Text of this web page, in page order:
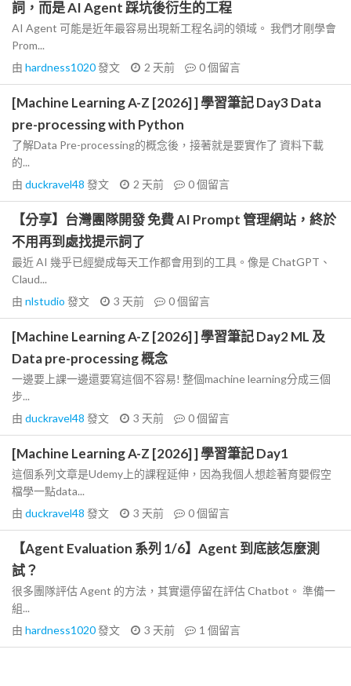
詞，而是 AI Agent 踩坑後衍生的工程
AI Agent 可能是近年最容易出現新工程名詞的領域。 我們才剛學會
Prom...
由 hardness1020發文 2 天前 0個留言
[Machine Learning A-Z [2026] ] 學習筆記 Day3 Data
pre-processing with Python
了解Data Pre-processing的概念後，接著就是要實作了 資料下載
的...
由 duckravel48 發文 2 天前 0個留言
【分享】台灣團隊開發 免費 AI Prompt 管理網站，終於
不用再到處找提示詞了
最近 AI 幾乎已經變成每天工作都會用到的工具。像是 ChatGPT、
Claud...
由 nlstudio 發文 3 天前 0個留言
[Machine Learning A-Z [2026] ] 學習筆記 Day2 ML 及
Data pre-processing 概念
一邊要上課一邊還要寫這個不容易! 整個machine learning分成三個
步...
由 duckravel48 發文 3 天前 0個留言
[Machine Learning A-Z [2026] ] 學習筆記 Day1
這個系列文章是Udemy上的課程延伸，因為我個人想趁著育嬰假空
檔學一點data...
由 duckravel48 發文 3 天前 0個留言
【Agent Evaluation 系列 1/6】Agent 到底該怎麼測
試？
很多團隊評估 Agent 的方法，其實還停留在評估 Chatbot。 準備一
組...
由 hardness1020發文 3 天前 1 個留言